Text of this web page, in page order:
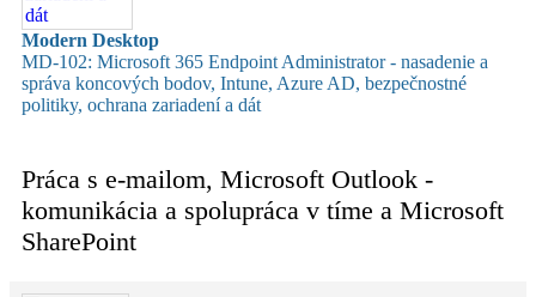
Modern Desktop
MD-102: Microsoft 365 Endpoint Administrator - nasadenie a
správa koncových bodov, Intune, Azure AD, bezpečnostné
politiky, ochrana zariadení a dát
Práca s e-mailom, Microsoft Outlook -
komunikácia a spolupráca v tíme a Microsoft
SharePoint